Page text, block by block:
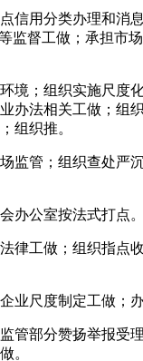
用分类办理和消
监督工做；承担市
；组织实施尺度
办法相关工做；组
组织推。
管；组织查处严
公室按法式打点。
工做；组织指点
尺度制定工做；办
部分赞扬举报受
。